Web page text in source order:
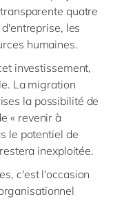
quatre
les
humaines.
investissement,
La migration
la possibilité de
« revenir à
le potentiel de
inexploitée.
c'est l'occasion